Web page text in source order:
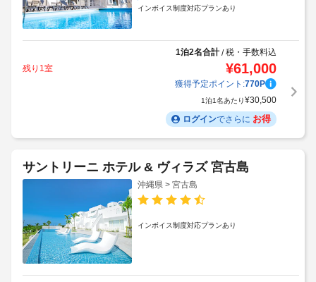
インボイス制度対応プランあり
1泊2名合計/税・手数料込
残り1室
¥61,000
獲得予定ポイント:770P
1泊1名あたり¥30,500
ログインでさらに お得
サントリーニ ホテル & ヴィラズ 宮古島
沖縄県 > 宮古島
インボイス制度対応プランあり